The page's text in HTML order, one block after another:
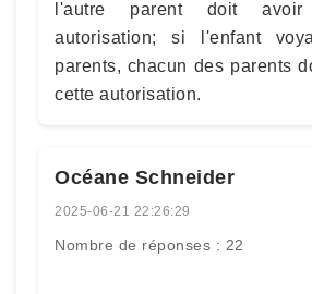
l'autre parent doit
autorisation; si l'enfant
parents, chacun des parents
cette autorisation.
Océane Schneider
2025-06-21 22:26:29
Nombre de réponses : 22